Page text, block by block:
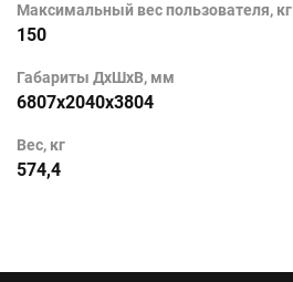
Максимальный вес пользователя, кг
150
Габариты ДхШхВ, мм
6807х2040х3804
Вес, кг
574,4